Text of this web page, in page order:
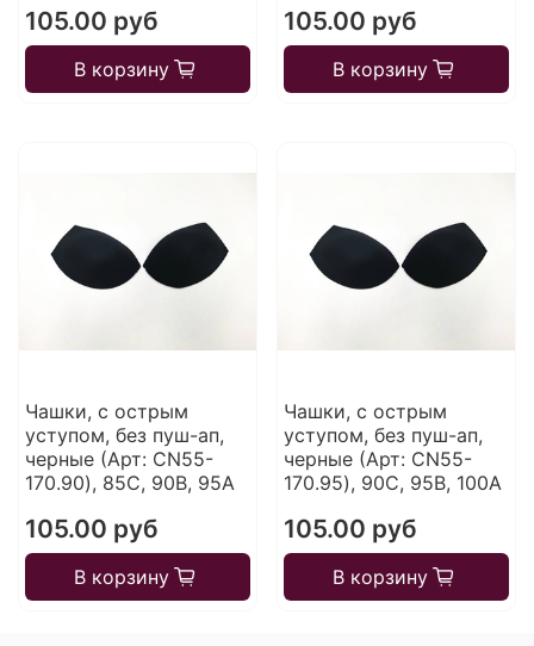
105.00 руб
В корзину
105.00 руб
В корзину
Чашки, с острым
уступом, без пуш-ап,
черные (Арт: CN55-
170.90), 85С, 90В, 95А
105.00 руб
В корзину
Чашки, с острым
уступом, без пуш-ап,
черные (Арт: CN55-
170.95), 90С, 95В, 100А
105.00 руб
В корзину